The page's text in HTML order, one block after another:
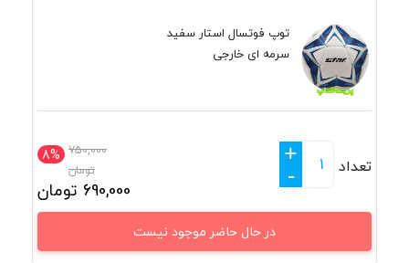
توپ فوتسال استار سفید
سرمه ای خارجی
8% 750,000
تومان
690,000 تومان
تعداد
+
-
در حال حاضر موجود نیست